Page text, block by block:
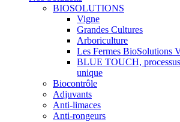
BIOSOLUTIONS
Vigne
Grandes Cultures
Arboriculture
Les Fermes BioSolutions
BLUE TOUCH,
unique
Biocontrôle
Adjuvants
Anti-limaces
Anti-rongeurs